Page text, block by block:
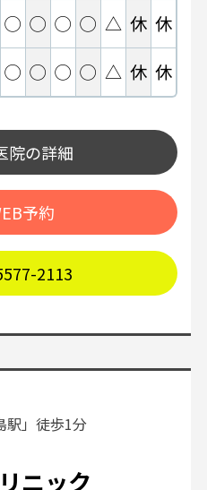
◯ ◯ ◯ ◯ △ 休 休
◯ ◯ ◯ ◯ △ 休 休
院の詳細
予約
2113
駅」徒歩1分
ニック